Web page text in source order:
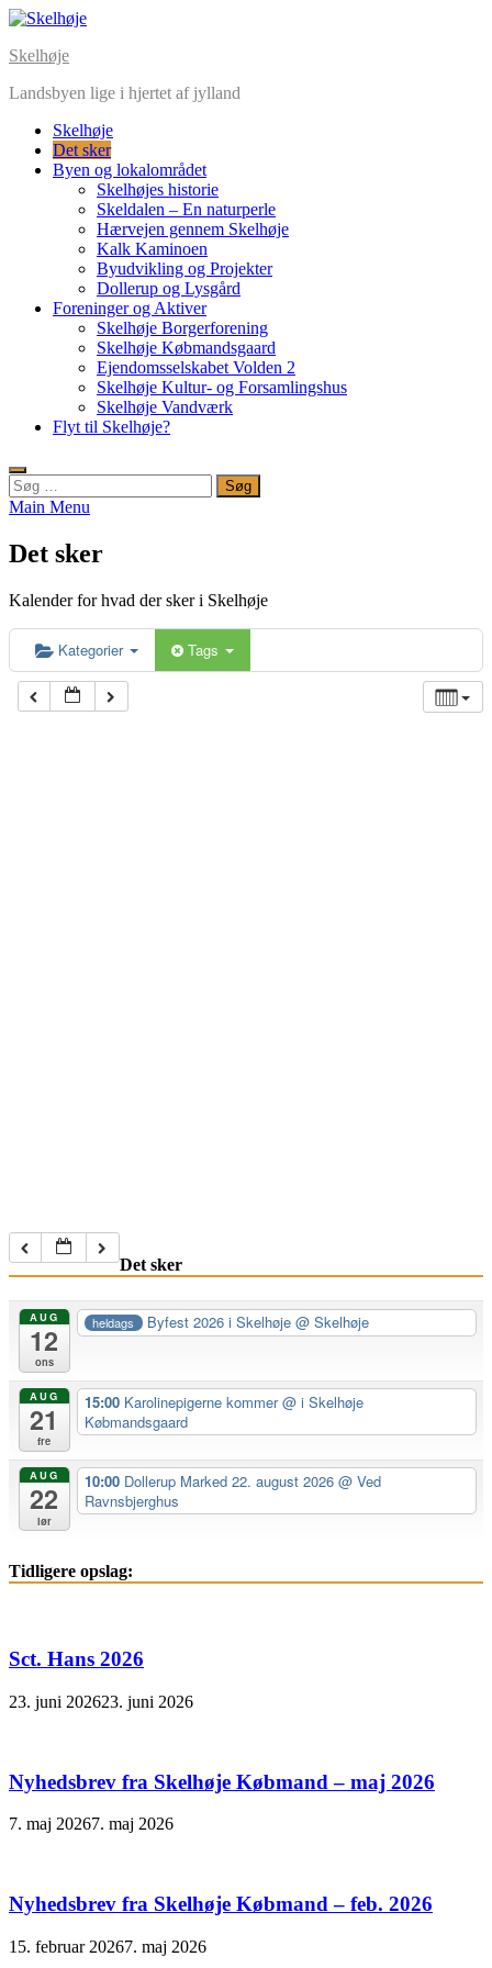
Skip
content
Skelhøje
Landsbyen lige i hjertet af jylland
Skelhøje
Det sker
Byen og lokalområdet
Skelhøjes historie
Skeldalen – En naturperle
Hærvejen gennem Skelhøje
Kalk Kaminoen
Byudvikling og Projekter
Dollerup og Lysgård
Foreninger og Aktiver
Skelhøje Borgerforening
Skelhøje Købmandsgaard
Ejendomsselskabet Volden 2
Skelhøje Kultur- og Forsamlingshus
Skelhøje Vandværk
Flyt til Skelhøje?
Søg
efter:
Main Menu
Det sker
Kalender for hvad der sker i Skelhøje
Kategorier Tags
Det sker
AUG
12
ons
heldags Byfest 2026 i Skelhøje@ Skelhøje
AUG
21
fre
15:00 Karolinepigerne kommer@ i Skelhøje
Købmandsgaard
AUG
22
lør
10:00 Dollerup Marked 22. august 2026 @ Ved
Ravnsbjerghus
Tidligere opslag:
Sct. Hans 2026
23. juni 202623. juni 2026
Nyhedsbrev fra Skelhøje Købmand – maj 2026
7. maj 20267. maj 2026
Nyhedsbrev fra Skelhøje Købmand – feb. 2026
15. februar 20267. maj 2026